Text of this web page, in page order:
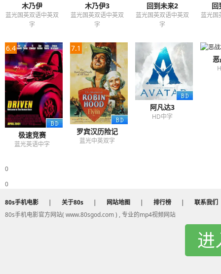
木乃伊
蓝光国英双语中英双
字
木乃伊3
蓝光国英双语中英双
字
回到未来2
蓝光国英双语中英双
字
回
蓝光国
6.4
极速竞赛
蓝光英语中字
7.1
罗宾汉历险记
蓝光中英双字
阿凡达3
HD中字
0
0
80s手机电影 | 关于80s | 网站地图 | 排行榜 |
联系我们
80s手机电影官方网站( www.80sgod.com ) , 专业的mp4视频网站
进